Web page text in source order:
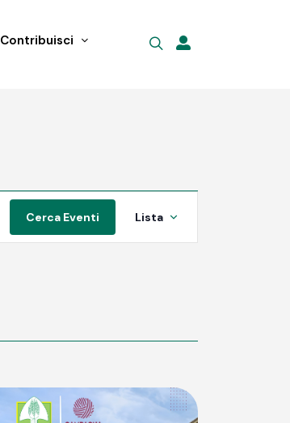
Contribuisci
Cerca Eventi Lista